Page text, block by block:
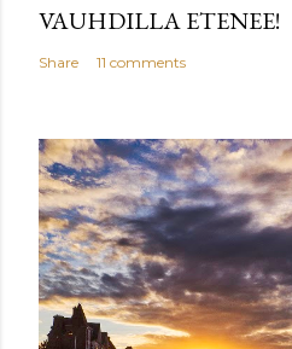
VAUHDILLA ETENEE!
Share 11 comments